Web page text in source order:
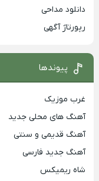
دانلود مداحی
رپورتاژ آگهی
پیوندها
غرب موزیک
آهنگ های محلی جدید
آهنگ قدیمی و سنتی
آهنگ جدید فارسی
شاه ریمیکس